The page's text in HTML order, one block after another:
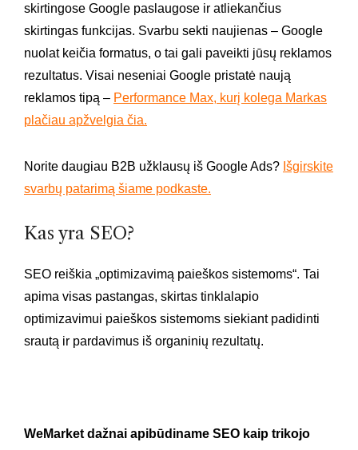
skirtingose Google paslaugose ir atliekančius
skirtingas funkcijas. Svarbu sekti naujienas – Google
nuolat keičia formatus, o tai gali paveikti jūsų reklamos
rezultatus. Visai neseniai Google pristatė naują
reklamos tipą – Performance Max, kurį kolega Markas
plačiau apžvelgia čia.
Norite daugiau B2B užklausų iš Google Ads? Išgirskite
svarbų patarimą šiame podkaste.
Kas yra SEO?
SEO reiškia „optimizavimą paieškos sistemoms“. Tai
apima visas pastangas, skirtas tinklalapio
optimizavimui paieškos sistemoms siekiant padidinti
srautą ir pardavimus iš organinių rezultatų.
WeMarket dažnai apibūdiname SEO kaip trikojo